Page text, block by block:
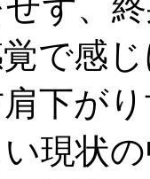
ず、
で感
下が
現状